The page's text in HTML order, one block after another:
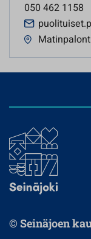
050 462 1158
© Seinäjoen